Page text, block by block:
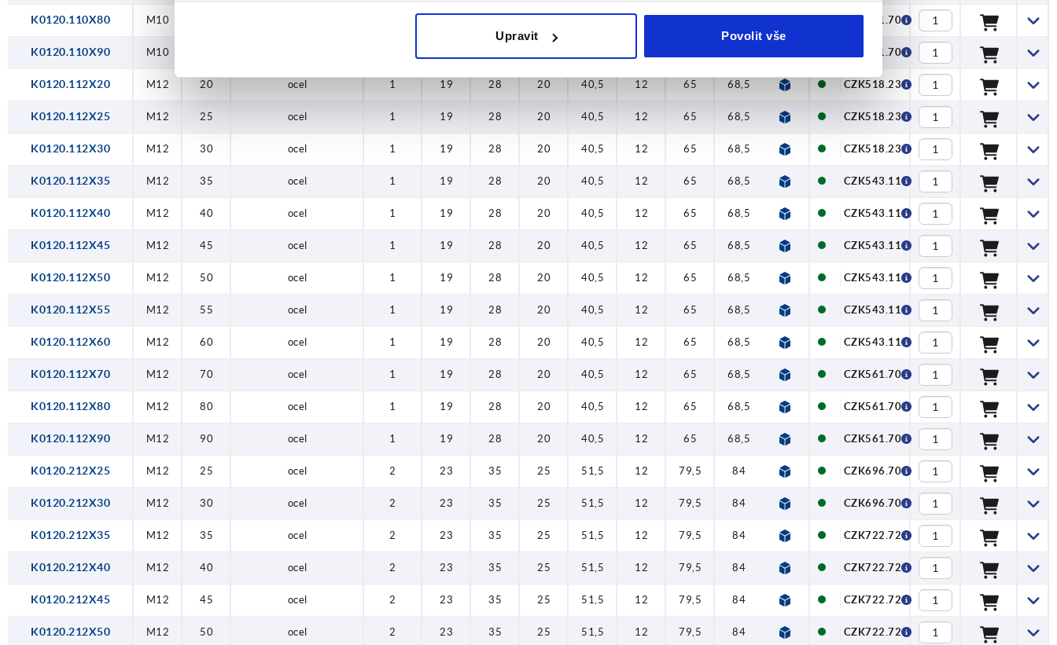
Upravit Povolit vše
K0120.110X80 M10 12 24
CZK561.70
K0120.110X90 M10 24
CZK561.70
K0120.112X20 M12 20 ocel 1 19 28 20 40,5 12 65 68,5 83 107 24
CZK518.23
K0120.112X25 M12 25 ocel 1 19 28 20 40,5 12 65 68,5 83 107 24
CZK518.23
K0120.112X30 M12 30 ocel 1 19 28 20 40,5 12 65 68,5 83 107 24
CZK518.23
K0120.112X35 M12 35 ocel 1 19 28 20 40,5 12 65 68,5 83 107 24
CZK543.11
K0120.112X40 M12 40 ocel 1 19 28 20 40,5 12 65 68,5 83 107 24
CZK543.11
K0120.112X45 M12 45 ocel 1 19 28 20 40,5 12 65 68,5 83 107 24
CZK543.11
K0120.112X50 M12 50 ocel 1 19 28 20 40,5 12 65 68,5 83 107 24
CZK543.11
K0120.112X55 M12 55 ocel 1 19 28 20 40,5 12 65 68,5 83 107 24
CZK543.11
K0120.112X60 M12 60 ocel 1 19 28 20 40,5 12 65 68,5 83 107 24
CZK543.11
K0120.112X70 M12 70 ocel 1 19 28 20 40,5 12 65 68,5 83 107 24
CZK561.70
K0120.112X80 M12 80 ocel 1 19 28 20 40,5 12 65 68,5 83 107 24
CZK561.70
K0120.112X90 M12 90 ocel 1 19 28 20 40,5 12 65 68,5 83 107 24
CZK561.70
K0120.212X25 M12 25 ocel 2 23 35 25 51,5 12 79,5 84 108 138,5 26
CZK696.70
K0120.212X30 M12 30 ocel 2 23 35 25 51,5 12 79,5 84 108 138,5 26
CZK696.70
K0120.212X35 M12 35 ocel 2 23 35 25 51,5 12 79,5 84 108 138,5 26
CZK722.72
K0120.212X40 M12 40 ocel 2 23 35 25 51,5 12 79,5 84 108 138,5 26
CZK722.72
K0120.212X45 M12 45 ocel 2 23 35 25 51,5 12 79,5 84 108 138,5 26
CZK722.72
K0120.212X50 M12 50 ocel 2 23 35 25 51,5 12 79,5 84 108 138,5 26
CZK722.72